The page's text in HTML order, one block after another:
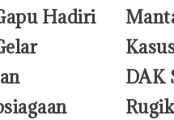
Hadiri
DAK